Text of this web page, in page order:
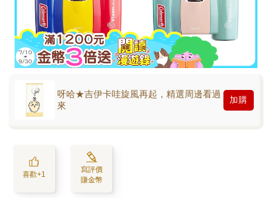
呀哈★吉伊卡哇旋風再起，精選周邊看過
來
加購
喜歡+1
寫評價
賺金幣